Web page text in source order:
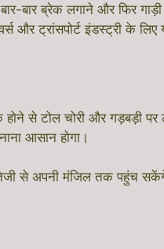
बार ब्रेक लगाने और फिर
और ट्रांसपोर्ट इंडस्ट्री के
से टोल चोरी और गड़बड़ी
आसान होगा।
से अपनी मंजिल तक पहुंच